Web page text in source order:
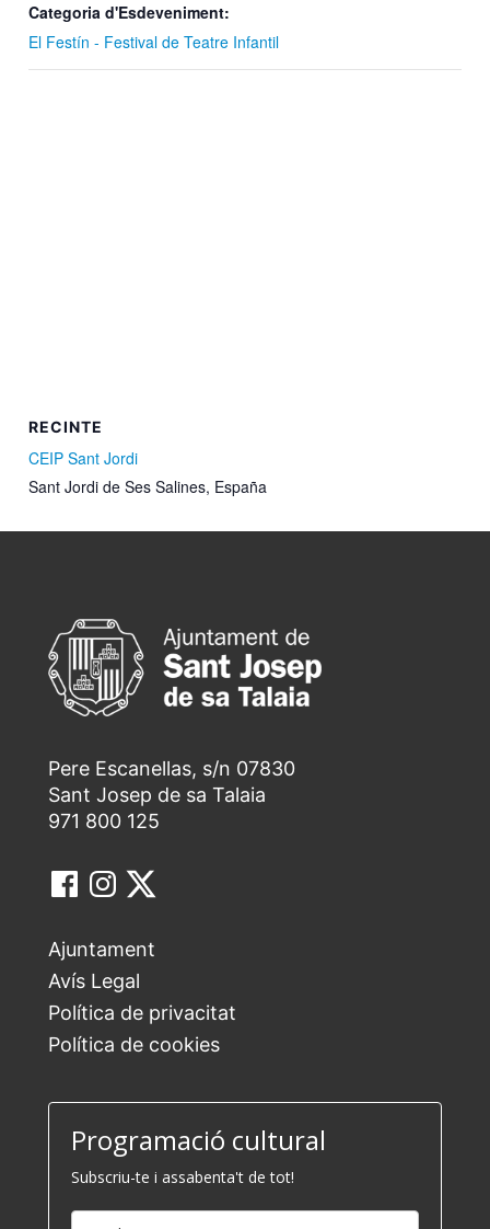
Categoria d'Esdeveniment:
El Festín - Festival de Teatre Infantil
RECINTE
CEIP Sant Jordi
Sant Jordi de Ses Salines, España
Pere Escanellas, s/n 07830
Sant Josep de sa Talaia
971 800 125
Ajuntament
Avís Legal
Política de privacitat
Política de cookies
Programació cultural
Subscriu-te i assabenta't de tot!